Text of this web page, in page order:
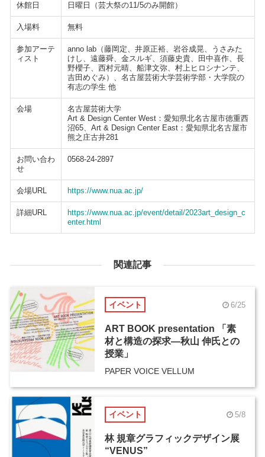
休館日 日曜日（芸大祭の11/5のみ開館）
入場料 無料
参加アーテ
ィスト
anno lab（藤岡定、井原正裕、岩谷成晃、うさみた
けし、遠藤舜、金スルギ、須藤史貴、田中喜作、長
野櫻子、西村元晴、船津文弥、村上ヒロシナンテ、
吉田めぐみ）、名古屋芸術大学芸術学部・大学院の
有志の学生 他
会場
名古屋芸術大学
Art & Design Center West：愛知県北名古屋市徳重西
沼65、Art & Design Center East：愛知県北名古屋市
熊之庄古井281
お問い合わ
せ
0568-24-2897
会場URL https://www.nua.ac.jp/
詳細URL
https://www.nua.ac.jp/event/detail/2023art_design_c
enter.html
関連記事
イベント 6/25
ART BOOK presentation 「素
材と構造の探求―秋山 伸氏との
授業」
PAPER VOICE VELLUM
イベント 5/8
林 規章グラフィックデザイン展
“VENUS”